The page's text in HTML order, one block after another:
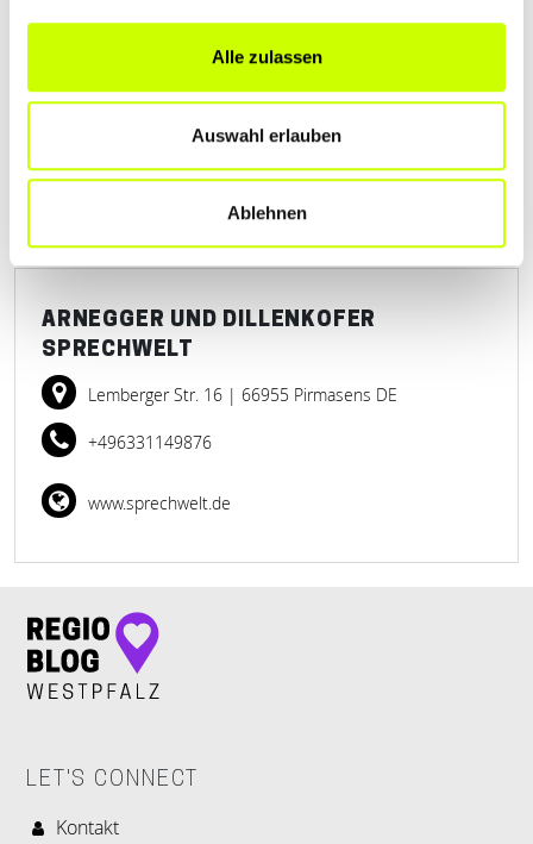
Alle zulassen
Auswahl erlauben
Ablehnen
ARNEGGER UND DILLENKOFER
SPRECHWELT
Lemberger Str. 16 | 66955 Pirmasens DE
+496331149876
www.sprechwelt.de
LET'S CONNECT
Kontakt